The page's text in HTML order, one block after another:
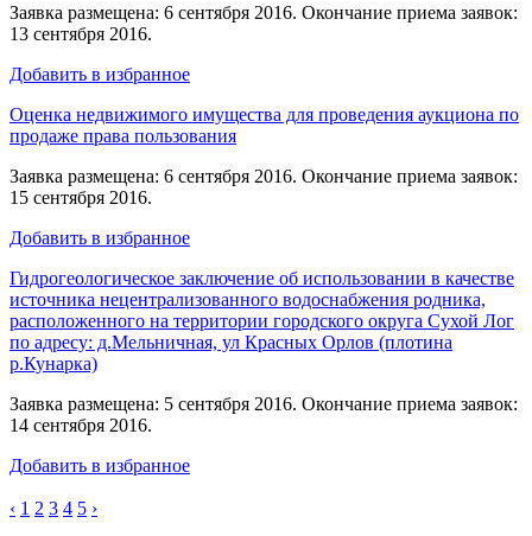
Заявка размещена: 6 сентября 2016. Окончание приема заявок:
13 сентября 2016.
Добавить в избранное
Оценка недвижимого имущества для проведения аукциона по
продаже права пользования
Заявка размещена: 6 сентября 2016. Окончание приема заявок:
15 сентября 2016.
Добавить в избранное
Гидрогеологическое заключение об использовании в качестве
источника нецентрализованного водоснабжения родника,
расположенного на территории городского округа Сухой Лог
по адресу: д.Мельничная, ул Красных Орлов (плотина
р.Кунарка)
Заявка размещена: 5 сентября 2016. Окончание приема заявок:
14 сентября 2016.
Добавить в избранное
‹ 1 2 3 4 5 ›